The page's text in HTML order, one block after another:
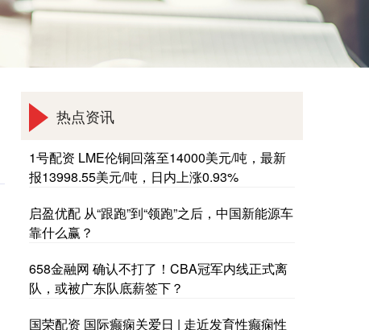
热点资讯
1号配资 LME伦铜回落至14000美元/吨，最新
报13998.55美元/吨，日内上涨0.93%
启盈优配 从“跟跑”到“领跑”之后，中国新能源车
靠什么赢？
658金融网 确认不打了！CBA冠军内线正式离
队，或被广东队底薪签下？
国荣配资 国际癫痫关爱日 | 走近发育性癫痫性